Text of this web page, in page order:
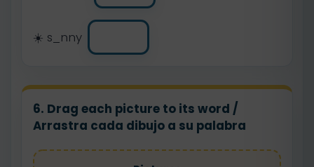
☀️ s_nny
6. Drag each picture to its word /
Arrastra cada dibujo a su palabra